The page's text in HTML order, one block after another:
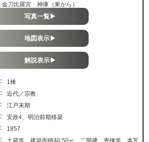
金刀比羅宮 神庫（東から）
写真一覧▶
地図表示▶
解説表示▶
：
1棟
：
近代／宗教
：
江戸末期
：
安政4、明治前期移築
：
1857
：
土蔵造、建築面積40.50㎡、二階建、寄棟造、本瓦